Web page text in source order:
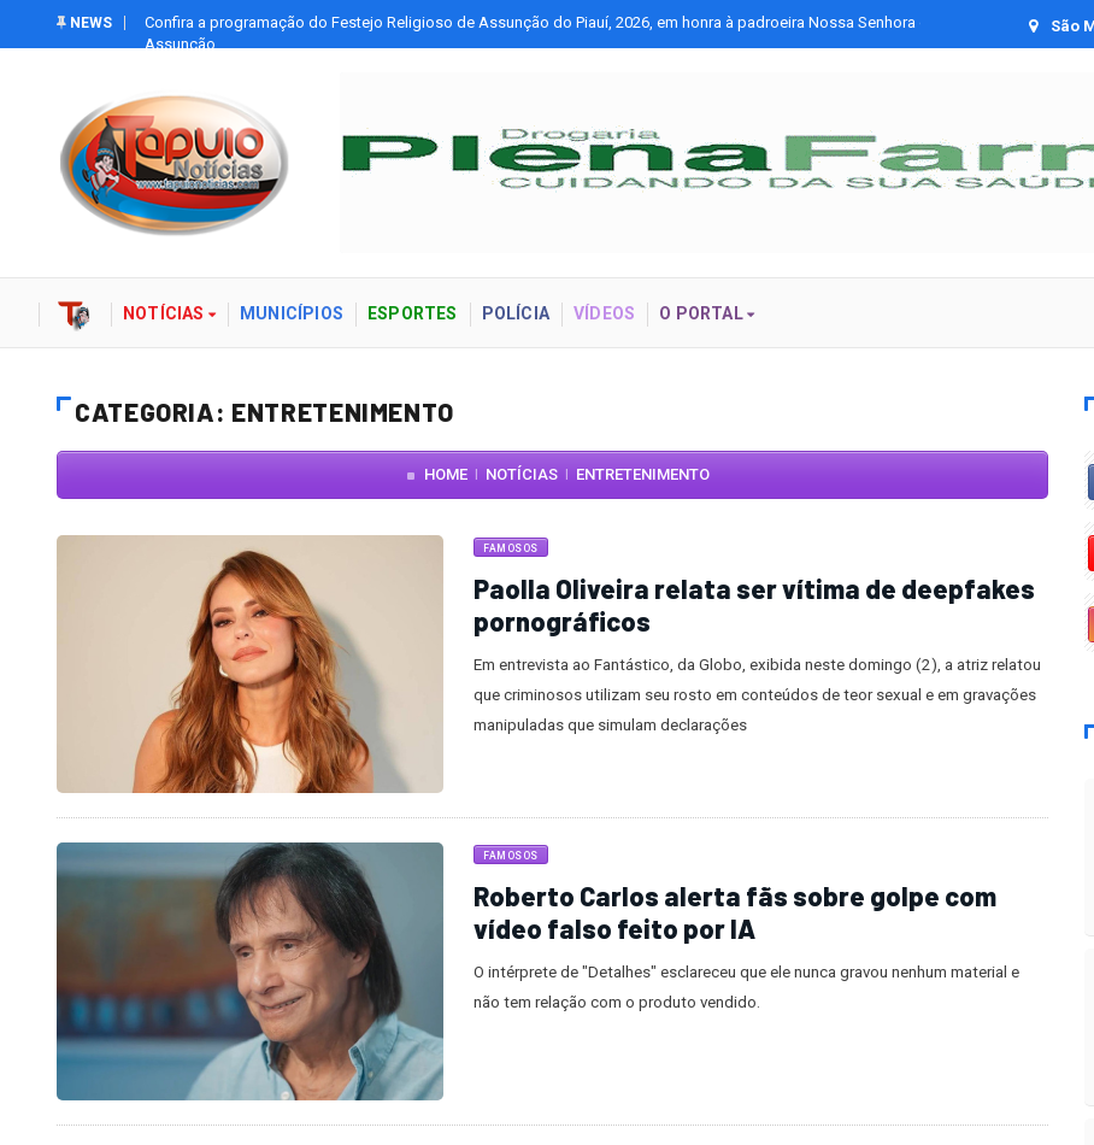
NEWS Paolla Oliveira relata ser vítima de deepfakes pornográficos São
NOTÍCIAS MUNICÍPIOS ESPORTES POLÍCIA VÍDEOS O PORTAL
CATEGORIA: ENTRETENIMENTO
HOME NOTÍCIAS ENTRETENIMENTO
FAMOSOS
Paolla Oliveira relata ser vítima de deepfakes
pornográficos
Em entrevista ao Fantástico, da Globo, exibida neste domingo (2), a atriz relatou
que criminosos utilizam seu rosto em conteúdos de teor sexual e em gravações
manipuladas que simulam declarações
FAMOSOS
Roberto Carlos alerta fãs sobre golpe com
vídeo falso feito por IA
O intérprete de "Detalhes" esclareceu que ele nunca gravou nenhum material e
não tem relação com o produto vendido.